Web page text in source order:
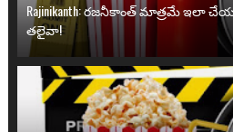
Rajinikanth: రజనీకాంత్ మాత్రమే
తలైవా!